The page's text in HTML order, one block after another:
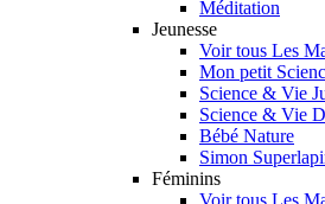
Méditation
Jeunesse
Voir tous Les
Mon petit
Science & Vie
Science & Vie
Bébé Nature
Simon
Féminins
Voir tous Les